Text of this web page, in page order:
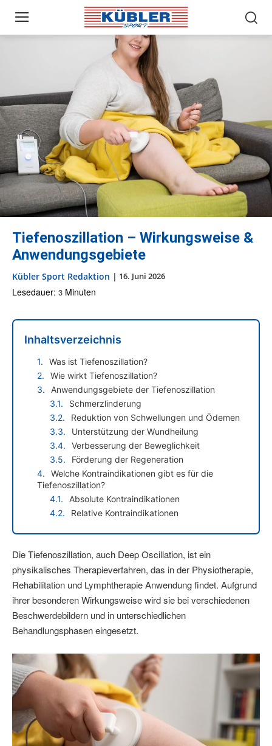
Tiefenoszillation – Wirkungsweise &
Anwendungsgebiete
Kübler Sport Redaktion | 16. Juni 2026
Lesedauer: 3 Minuten
Inhaltsverzeichnis
Was ist Tiefenoszillation?
Wie wirkt Tiefenoszillation?
Anwendungsgebiete der Tiefenoszillation
Schmerzlinderung
Reduktion von Schwellungen und Ödemen
Unterstützung der Wundheilung
Verbesserung der Beweglichkeit
Förderung der Regeneration
Welche Kontraindikationen gibt es für die
Tiefenoszillation?
Absolute Kontraindikationen
Relative Kontraindikationen
Die Tiefenoszillation, auch Deep Oscillation, ist ein
physikalisches Therapieverfahren, das in der Physiotherapie,
Rehabilitation und Lymphtherapie Anwendung findet. Aufgrund
ihrer besonderen Wirkungsweise wird sie bei verschiedenen
Beschwerdebildern und in unterschiedlichen
Behandlungsphasen eingesetzt.